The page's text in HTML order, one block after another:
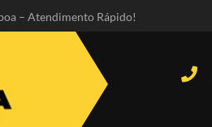
– Atendimento Rápido!